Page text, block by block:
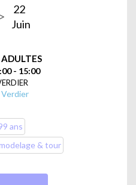
22
Juin
- 15:00
ans
& tour